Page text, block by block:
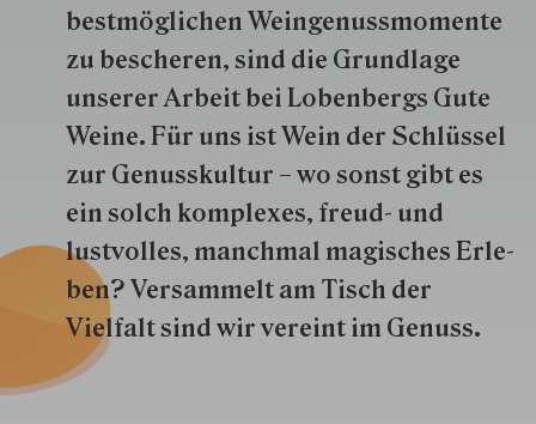
best­mög­lich­en Wein­genuss­momente
zu besche­ren, sind die Grund­lage
unserer Arbeit bei Lobenbergs Gute
Weine. Für uns ist Wein der Schlüs­sel
zur Genuss­kultur – wo sonst gibt es
ein solch kom­plexes, freud- und
lustvolles, manchmal ma­gisch­es Er­le­
ben? Versammelt am Tisch der
Vielfalt sind wir ver­eint im Genuss.